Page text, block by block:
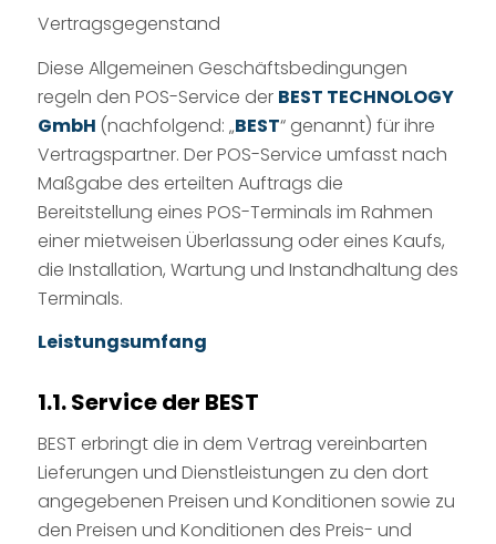
Vertragsgegenstand
Diese Allgemeinen Geschäftsbedingungen
regeln den POS-Service der BEST TECHNOLOGY
GmbH (nachfolgend: „BEST“ genannt) für ihre
Vertragspartner. Der POS-Service umfasst nach
Maßgabe des erteilten Auftrags die
Bereitstellung eines POS-Terminals im Rahmen
einer mietweisen Überlassung oder eines Kaufs,
die Installation, Wartung und Instandhaltung des
Terminals.
Leistungsumfang
1.1. Service der BEST
BEST erbringt die in dem Vertrag vereinbarten
Lieferungen und Dienstleistungen zu den dort
angegebenen Preisen und Konditionen sowie zu
den Preisen und Konditionen des Preis- und